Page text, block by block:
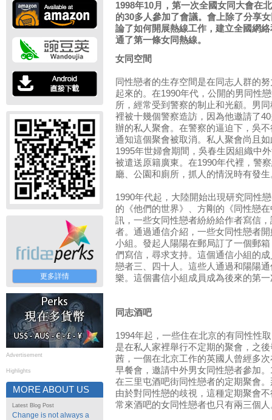
更多詳情
Advertisement
Highlights
MORE ABOUT US
Latest Blog Post
Change is not always a
1998年10月，第一次全國女同大會在
的30多人參加了會議。會上除了分享
論了如何開展熱線工作，建立全國網
通了第一條女同熱線。
女同空間
同性戀者的生存空間是在同志人群的
起來的。在1990年代，公開的男同性
所，經常受到警察的制止和光顧。男
裡被十幾個警察造訪，因為他邀請了
辦的私人聚會。在警察的逼迫下，吳
通知這個聚會被取消。私人聚會尚且
1995年世婦會期間，吳春生因組織中
被遣送原籍廣東。在1990年代裡，警
廳、公園和廁所，抓人的情況時有發生
1990年代起，大陸開始出現研究同性
的《他們的世界》、方剛的《同性戀
訊，一些女同性戀者紛紛給作者寫信
者。通過通信介紹，一些女同性戀者
小組。發起人陽陽在郵局訂了一個郵
們寫信，尋求支持。這個通信小組的
戀者三、四十人。這些人通過和陽陽
樂。這個書信小組成員成為後來的第
同志酒吧
1994年起，一些住在北京的有同性性
是在私人家裡舉行不定期的聚會，之
茜，一個在北京工作的英國人曾經多
早餐會，邀請中外男女同性戀者參加
在三里屯酒吧街同性戀者的定期聚會
由於對同性戀的歧視，這種定期聚會
常來酒吧的女同性戀者也只有兩三個人